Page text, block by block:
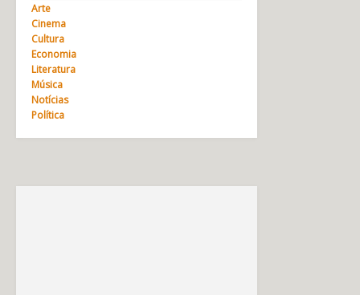
Arte
Cinema
Cultura
Economia
Literatura
Música
Notícias
Política